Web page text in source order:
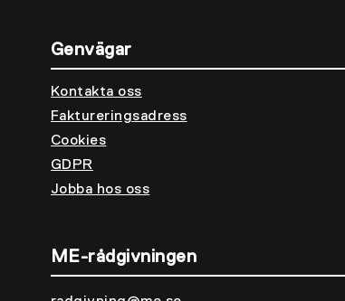
Genvägar
Kontakta oss
Faktureringsadress
Cookies
GDPR
Jobba hos oss
ME-rådgivningen